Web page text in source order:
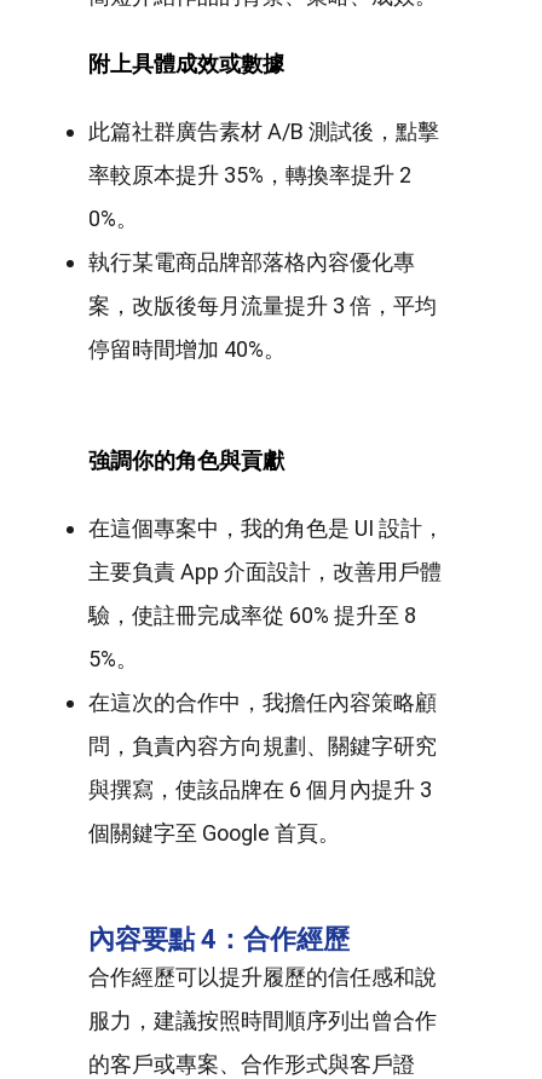
附上具體成效或數據
此篇社群廣告素材 A/B 測試後，點擊
率較原本提升 35%，轉換率提升 2
0%。
執行某電商品牌部落格內容優化專
案，改版後每月流量提升 3 倍，平均
停留時間增加 40%。
強調你的角色與貢獻
在這個專案中，我的角色是 UI 設計，
主要負責 App 介面設計，改善用戶體
驗，使註冊完成率從 60% 提升至 8
5%。
在這次的合作中，我擔任內容策略顧
問，負責內容方向規劃、關鍵字研究
與撰寫，使該品牌在 6 個月內提升 3
個關鍵字至 Google 首頁。
內容要點 4：合作經歷
合作經歷可以提升履歷的信任感和說
服力，建議按照時間順序列出曾合作
的客戶或專案、合作形式與客戶證